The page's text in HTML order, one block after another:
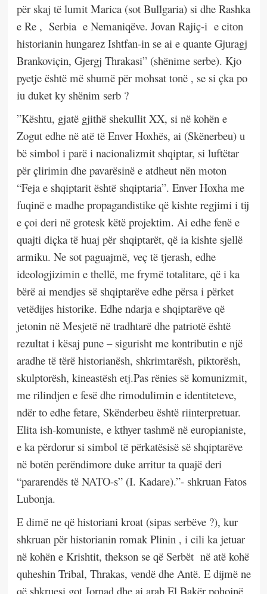
për skaj të lumit Marica (sot Bullgaria) si dhe Rashka
e Re , Serbia e Nemaniqëve. Jovan Rajiç-i e citon
historianin hungarez Ishtfan-in se ai e quante Gjuragj
Brankoviçin, Gjergj Thrakasi” (shënime serbe). Kjo
pyetje është më shumë për mohsat tonë , se si çka po
iu duket ky shënim serb ?
”Kështu, gjatë gjithë shekullit XX, si në kohën e
Zogut edhe në atë të Enver Hoxhës, ai (Skënerbeu) u
bë simbol i parë i nacionalizmit shqiptar, si luftëtar
për çlirimin dhe pavarësinë e atdheut nën moton
“Feja e shqiptarit është shqiptaria”. Enver Hoxha me
fuqinë e madhe propagandistike që kishte regjimi i tij
e çoi deri në grotesk këtë projektim. Ai edhe fenë e
quajti diçka të huaj për shqiptarët, që ia kishte sjellë
armiku. Ne sot paguajmë, veç të tjerash, edhe
ideologjizimin e thellë, me frymë totalitare, që i ka
bërë ai mendjes së shqiptarëve edhe përsa i përket
vetëdijes historike. Edhe ndarja e shqiptarëve që
jetonin në Mesjetë në tradhtarë dhe patriotë është
rezultat i kësaj pune – sigurisht me kontributin e një
aradhe të tërë historianësh, shkrimtarësh, piktorësh,
skulptorësh, kineastësh etj.Pas rënies së komunizmit,
me rilindjen e fesë dhe rimodulimin e identiteteve,
ndër to edhe fetare, Skënderbeu është riinterpretuar.
Elita ish-komuniste, e kthyer tashmë në europianiste,
e ka përdorur si simbol të përkatësisë së shqiptarëve
në botën perëndimore duke arritur ta quajë deri
“pararendës të NATO-s” (I. Kadare).”- shkruan Fatos
Lubonja.
E dimë ne që historiani kroat (sipas serbëve ?), kur
shkruan për historianin romak Plinin , i cili ka jetuar
në kohën e Krishtit, thekson se që Serbët në atë kohë
quheshin Tribal, Thrakas, vendë dhe Antë. E dijmë ne
që shkruesi got Jornad dhe ai arab El Bakër pohojnë